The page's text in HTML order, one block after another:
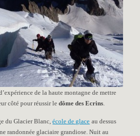
de la haute montagne de mettre
côté pour réussir ledôme des Ecrins.
du Glacier Blanc,école de glace au dessus
randonnée glaciaire grandiose. Nuit au